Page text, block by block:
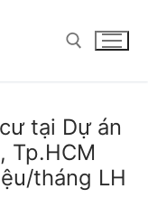
tại Dự án
Tp.HCM
tháng LH